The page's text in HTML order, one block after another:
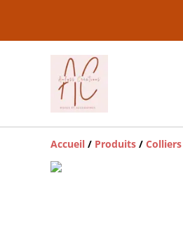
Accueil / Produits / Colliers